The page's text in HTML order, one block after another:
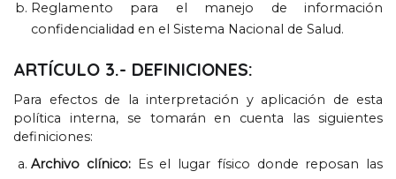
Reglamento para el manejo de información
confidencialidad en el Sistema Nacional de Salud.
ARTÍCULO 3.- DEFINICIONES:
Para efectos de la interpretación y aplicación de esta
política interna, se tomarán en cuenta las siguientes
definiciones:
Archivo clínico: Es el lugar físico donde reposan las